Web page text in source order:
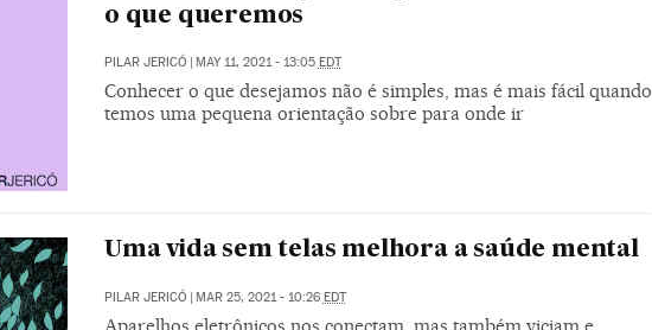
o que queremos
PILAR JERICÓ | MAY 11, 2021 - 13:05 EDT
Conhecer o que desejamos não é simples, mas é mais fácil quando
temos uma pequena orientação sobre para onde ir
Uma vida sem telas melhora a saúde mental
PILAR JERICÓ MAR 25, 2021 - 10:26 EDT